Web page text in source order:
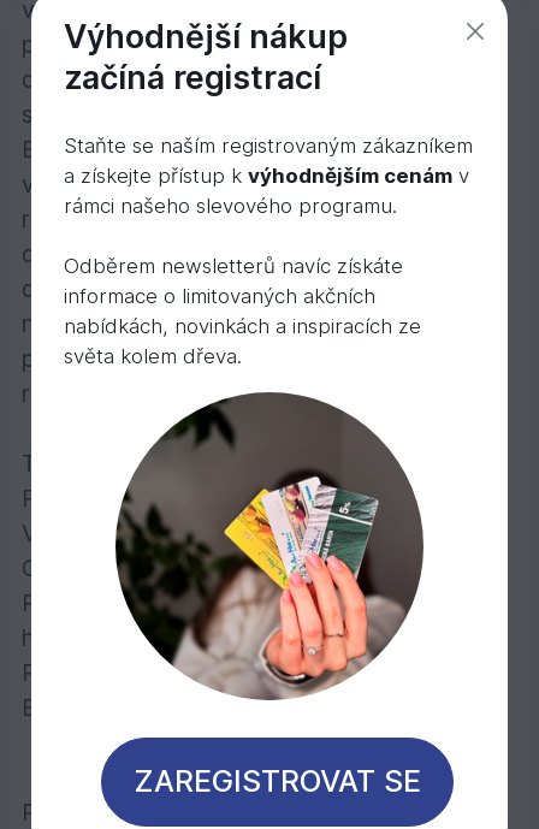
vrstva z husté a stabilní dřeviny HEVEA, má
podobnou hustotu jako nášlapná vrstva z
dubu a to zajišťuje po pokládce maximální
stabilitu podlahy. Dřevěné povrchy podlah
EKOWOOD jsou chráněny OSMO Tvrdým
voskovým olejem, který díky své jedinečné
receptuře založené na používání čistě
dorůstajících surovin olejů a vosků zajišťuje
dokonalou optiku, vysokou odolnost a
naprostou nezávadnost. Celá skladba
podlahy je spojení přírodních surovin: dřevo,
rostinné oleje a rostlinné vosky.
Třídění: Classic
Povrch: kartáčovaný
Vzor: 1 pásový
Odstín: eben
Provedení: lehce sražené podélné i příčné
hrany 4V
Povrchová úprava: Osmo Tvrdý voskový olej
Balení: obsahuje 2,074 m2
Poznámka: Bližší informace o technických
Výhodnější nákup
začíná registrací
Staňte se naším registrovaným zákazníkem
a získejte přístup k výhodnějším cenámv
rámci našeho slevového programu.
Odběrem newsletterů navíc získáte
informace o limitovaných akčních
nabídkách, novinkách a inspiracích ze
světa kolem dřeva.
ZAREGISTROVAT SE